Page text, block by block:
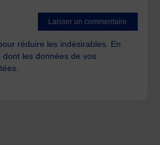
réduire les indésirables. En
les données de vos
.